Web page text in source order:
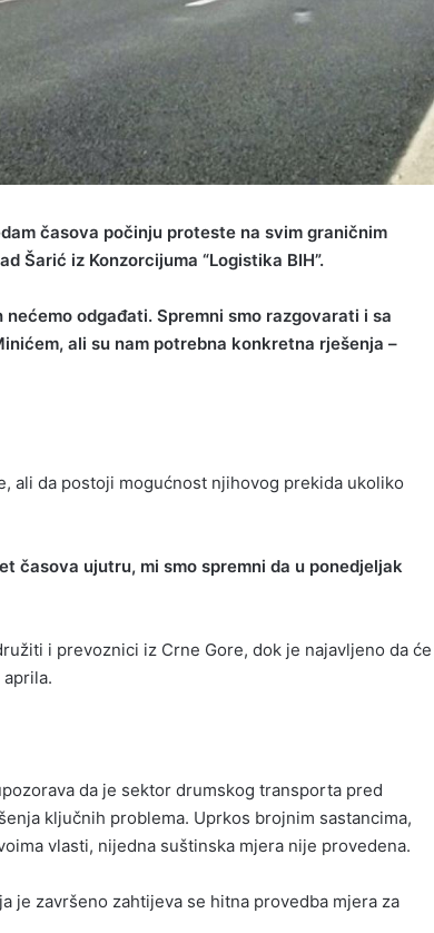
časova počinju proteste na svim graničnim
Šarić iz Konzorcijuma “Logistika BIH”.
odgađati. Spremni smo razgovarati i sa
ali su nam potrebna konkretna rješenja –
ali da postoji mogućnost njihovog prekida ukoliko
časova ujutru, mi smo spremni da u ponedjeljak
i prevoznici iz Crne Gore, dok je najavljeno da će
da je sektor drumskog transporta pred
ključnih problema. Uprkos brojnim sastancima,
vlasti, nijedna suštinska mjera nije provedena.
je završeno zahtijeva se hitna provedba mjera za